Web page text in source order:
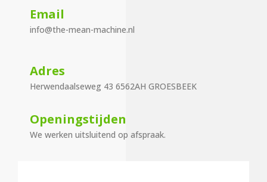
Email
info@the-mean-machine.nl
Adres
Herwendaalseweg 43 6562AH GROESBEEK
Openingstijden
We werken uitsluitend op afspraak.